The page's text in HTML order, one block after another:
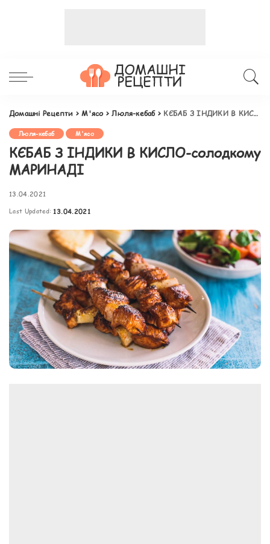
Домашні Рецепти >М'ясо>Люля-кебаб> КЄБАБ З ІНДИКИ В КИСЛО-солодкому МАРИНАДІ
Люля-кебаб М'ясо
КЄБАБ З ІНДИКИ В КИСЛО-солодкому
МАРИНАДІ
13.04.2021
Last Updated: 13.04.2021